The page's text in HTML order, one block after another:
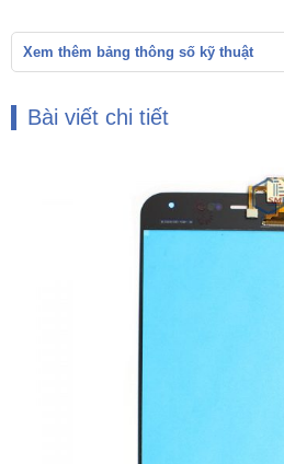
Xem thêm bảng thông số kỹ thuật
Bài viết chi tiết